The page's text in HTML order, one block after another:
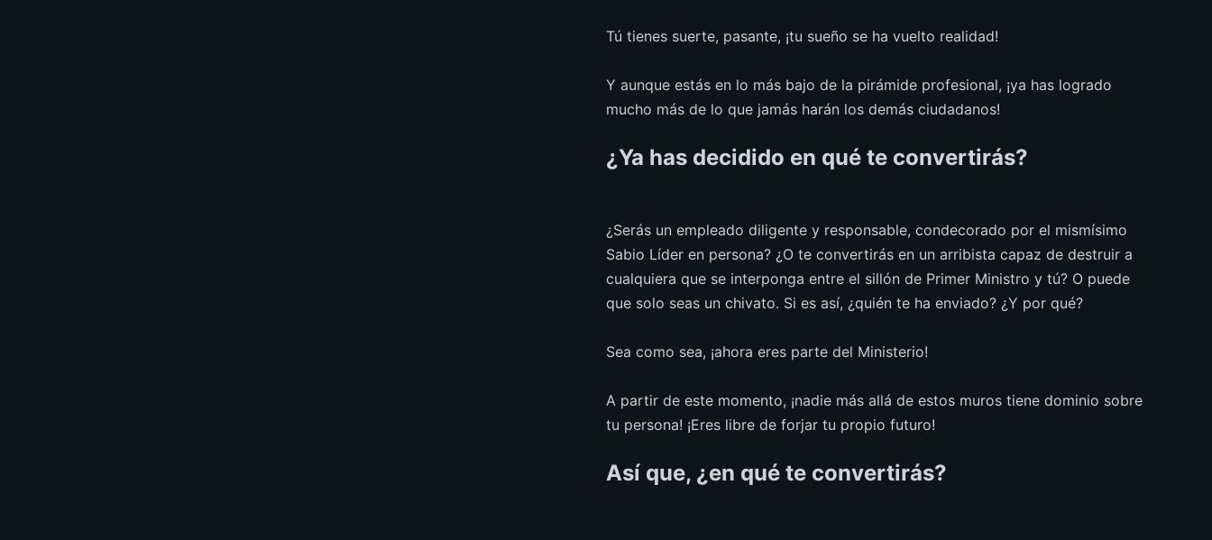
Tú tienes suerte, pasante, ¡tu sueño se ha vuelto realidad!
Y aunque estás en lo más bajo de la pirámide profesional, ¡ya has logrado
mucho más de lo que jamás harán los demás ciudadanos!
¿Ya has decidido en qué te convertirás?
¿Serás un empleado diligente y responsable, condecorado por el mismísimo
Sabio Líder en persona? ¿O te convertirás en un arribista capaz de destruir a
cualquiera que se interponga entre el sillón de Primer Ministro y tú? O puede
que solo seas un chivato. Si es así, ¿quién te ha enviado? ¿Y por qué?
Sea como sea, ¡ahora eres parte del Ministerio!
A partir de este momento, ¡nadie más allá de estos muros tiene dominio sobre
tu persona! ¡Eres libre de forjar tu propio futuro!
Así que, ¿en qué te convertirás?